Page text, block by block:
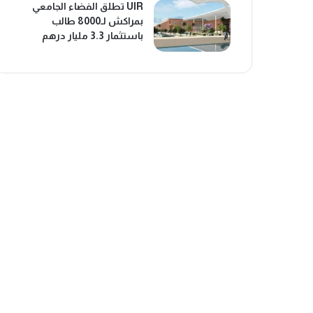
UIR تطلق الفضاء الجامعي
بمراكش لـ8000 طالب
باستثمار 3.3 مليار درهم